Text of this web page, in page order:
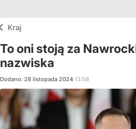
Kraj
To oni stoją za
nazwiska
Dodano: 28 listopada 2024 13:58